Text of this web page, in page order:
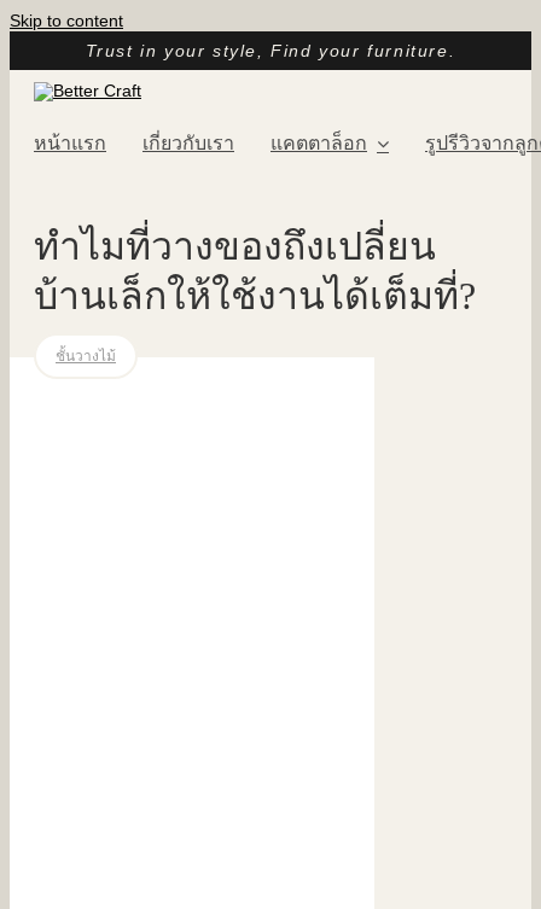
Skip to content
Trust in your style, Find your furniture.
หน้าแรก เกี่ยวกับเรา แคตตาล็อก รูปรีวิวจากลู
ทำไมที่วางของถึงเปลี่ยน
บ้านเล็กให้ใช้งานได้เต็มที่?
ชั้นวางไม้